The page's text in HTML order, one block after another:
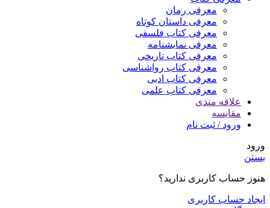
معرفی رمان
معرفی داستان کوتاه
معرفی کتاب فلسفی
معرفی نمایشنامه
معرفی کتاب تاریخی
معرفی کتاب رواشناسی
معرفی کتاب ادبی
معرفی کتاب علمی
علاقه مندی
مقایسه
ورود / ثبت نام
ورود
بستن
هنوز حساب کاربری ندارید؟
ایجاد حساب کاربری